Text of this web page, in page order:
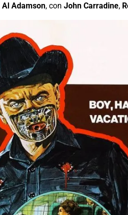
Al Adamson, con John Carradine,